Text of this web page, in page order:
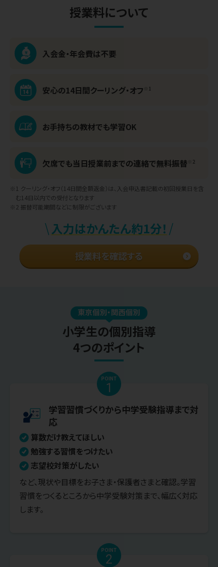
授業料について
入会金・年会費は不要
安心の14日間クーリング・オフ ※1
お手持ちの教材でも学習OK
欠席でも当日授業前までの連絡で無料振替 ※2
※1 クーリング・オフ（14日間全額返金）は、 入会申込書記載の初回授業日を含
む 14日以内での受付となります
※2 振替可能期間などに制限がございます
\入力はかんたん約1分！ /
授業料を確認する
東京個別・関西個別
小学生の個別指導
4つのポイント
POINT
1
学習習慣づくりから中学受験指導まで対
応
算数だけ教えてほしい
勉強する習慣をつけたい
志望校対策がしたい
など、現状や目標をお子さま・保護者さまと確認。学習
習慣をつくるところから中学受験対策まで、幅広く対応
します。
POINT
2